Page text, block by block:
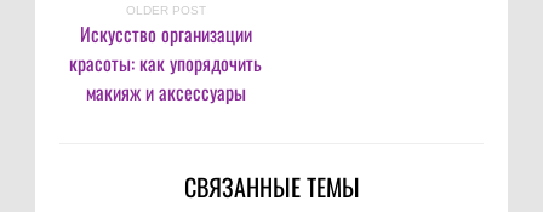
OLDER POST
Искусство организации
красоты: как упорядочить
макияж и аксессуары
СВЯЗАННЫЕ ТЕМЫ